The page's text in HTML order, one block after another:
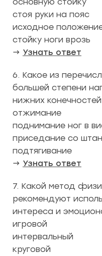
стоя руки на пояс
исходное
стойку ноги врозь
→ Узнать ответ
6. Какое из
большей степени
нижних
отжимание
поднимание ног в
приседание со
подтягивание
→ Узнать ответ
7. Какой метод
рекомендуют
интереса и
игровой
интервальный
круговой